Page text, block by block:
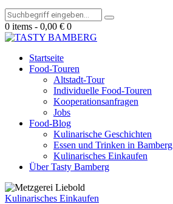
0 items - 0,00 € 0
Startseite
Food-Touren
Altstadt-Tour
Individuelle Food-Touren
Kooperationsanfragen
Jobs
Food-Blog
Kulinarische Geschichten
Essen und Trinken in Bamberg
Kulinarisches Einkaufen
Über Tasty Bamberg
Kulinarisches Einkaufen